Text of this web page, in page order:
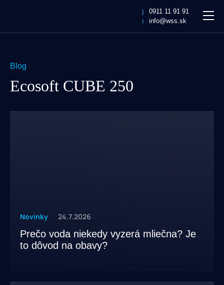
0911 11 91 91
info@wss.sk
Blog
Ecosoft CUBE 250
Novinky 24.7.2026
Prečo voda niekedy vyzerá mliečna? Je
to dôvod na obavy?